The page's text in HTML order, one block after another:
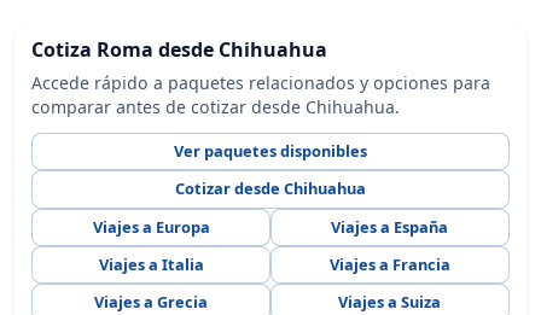
Cotiza Roma desde Chihuahua
Accede rápido a paquetes relacionados y opciones para
comparar antes de cotizar desde Chihuahua.
Ver paquetes disponibles
Cotizar desde Chihuahua
Viajes a Europa
Viajes a España
Viajes a Italia
Viajes a Francia
Viajes a Grecia
Viajes a Suiza